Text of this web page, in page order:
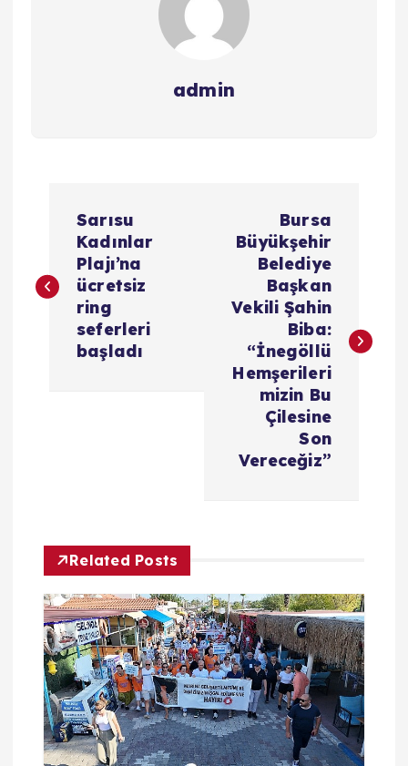
admin
z
n
m
e
s
Sarısu
Kadınlar
Plajı’na
ücretsiz
ring
seferleri
başladı
Bursa
Büyükşehir
Belediye
Başkan
Vekili Şahin
Biba:
“İnegöllü
Hemşerileri
mizin Bu
Çilesine
Son
Vereceğiz”
Related Posts